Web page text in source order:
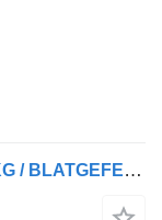
Schwarzmüller T4 G01VBN1 (40.000 KG / BLATGEFEDERT / VERBR AUF 3M / STEEL SUS